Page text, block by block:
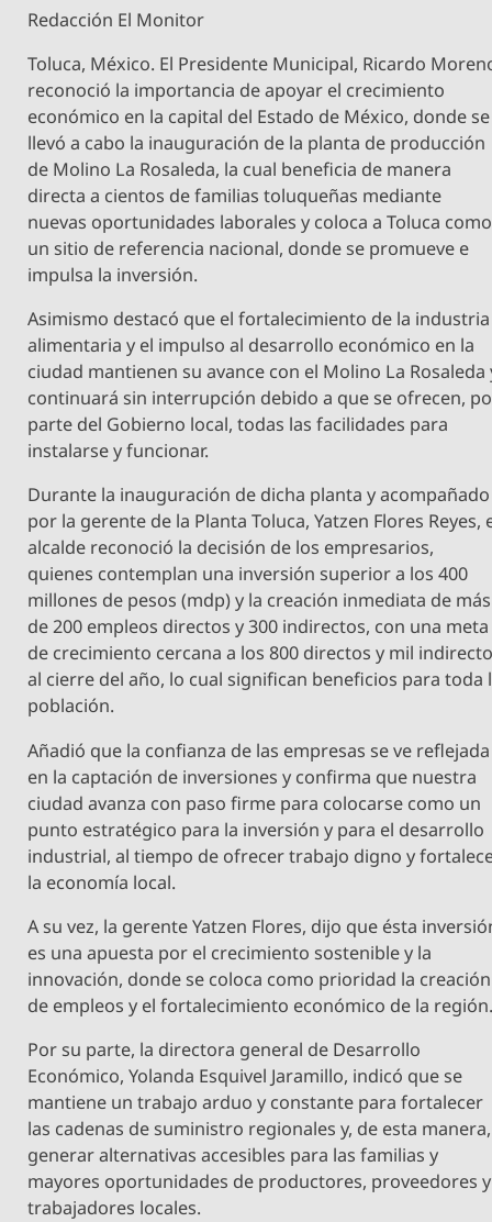
Redacción El Monitor
Toluca, México. El Presidente Municipal, Ricardo
reconoció la importancia de apoyar el crecimiento
económico en la capital del Estado de México, donde se
llevó a cabo la inauguración de la planta de producción
de Molino La Rosaleda, la cual beneficia de manera
directa a cientos de familias toluqueñas mediante
nuevas oportunidades laborales y coloca a Toluca como
un sitio de referencia nacional, donde se promueve e
impulsa la inversión.
Asimismo destacó que el fortalecimiento de la industria
alimentaria y el impulso al desarrollo económico en la
ciudad mantienen su avance con el Molino La Rosaleda
continuará sin interrupción debido a que se ofrecen,
parte del Gobierno local, todas las facilidades para
instalarse y funcionar.
Durante la inauguración de dicha planta y acompañado
por la gerente de la Planta Toluca, Yatzen Flores Reyes,
alcalde reconoció la decisión de los empresarios,
quienes contemplan una inversión superior a los 400
millones de pesos (mdp) y la creación inmediata de más
de 200 empleos directos y 300 indirectos, con una meta
de crecimiento cercana a los 800 directos y mil
al cierre del año, lo cual significan beneficios para toda
población.
Añadió que la confianza de las empresas se ve reflejada
en la captación de inversiones y confirma que nuestra
ciudad avanza con paso firme para colocarse como un
punto estratégico para la inversión y para el desarrollo
industrial, al tiempo de ofrecer trabajo digno y
la economía local.
A su vez, la gerente Yatzen Flores, dijo que ésta
es una apuesta por el crecimiento sostenible y la
innovación, donde se coloca como prioridad la creación
de empleos y el fortalecimiento económico de la
Por su parte, la directora general de Desarrollo
Económico, Yolanda Esquivel Jaramillo, indicó que se
mantiene un trabajo arduo y constante para fortalecer
las cadenas de suministro regionales y, de esta manera,
generar alternativas accesibles para las familias y
mayores oportunidades de productores, proveedores y
trabajadores locales.